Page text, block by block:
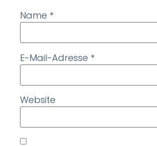
Name *
E-Mail-Adresse *
Website